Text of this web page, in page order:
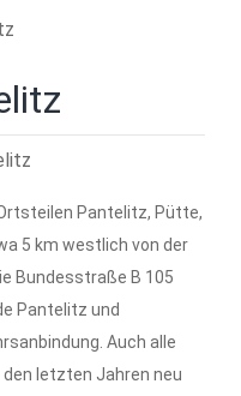
Pantelitz, Pütte,
5 km westlich von der
Bundesstraße B 105
Pantelitz und
Auch alle
letzten Jahren neu